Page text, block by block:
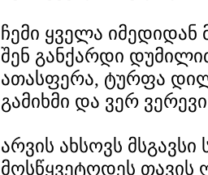
ჩემი ყველა იმედიდან
შენ განქარდი
ათასფერა, ტურფა
გამიხმი და ვერ
არვის ახსოვს
მოსწყვეტოდეს თავის